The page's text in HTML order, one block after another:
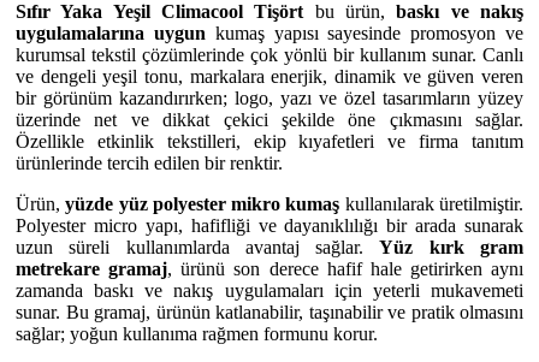
Sıfır Yaka Yeşil Climacool Tişört bu ürün,baskı ve nakış
uygulamalarına uygunkumaş yapısı sayesinde promosyon ve
kurumsal tekstil çözümlerinde çok yönlü bir kullanım sunar. Canlı
ve dengeli yeşil tonu, markalara enerjik, dinamik ve güven veren
bir görünüm kazandırırken; logo, yazı ve özel tasarımların yüzey
üzerinde net ve dikkat çekici şekilde öne çıkmasını sağlar.
Özellikle etkinlik tekstilleri, ekip kıyafetleri ve firma tanıtım
ürünlerinde tercih edilen bir renktir.
Ürün,yüzde yüz polyester mikro kumaş kullanılarak üretilmiştir.
Polyester micro yapı, hafifliği ve dayanıklılığı bir arada sunarak
uzun süreli kullanımlarda avantaj sağlar.Yüz kırk gram
metrekare gramaj, ürünü son derece hafif hale getirirken aynı
zamanda baskı ve nakış uygulamaları için yeterli mukavemeti
sunar. Bu gramaj, ürünün katlanabilir, taşınabilir ve pratik olmasını
sağlar; yoğun kullanıma rağmen formunu korur.